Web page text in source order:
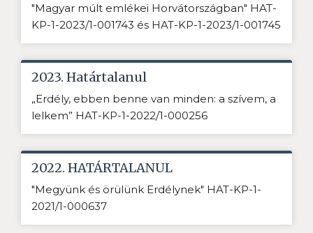
"Magyar múlt emlékei Horvátországban" HAT-
KP-1-2023/1-001743 és HAT-KP-1-2023/1-001745
2023. Határtalanul
„Erdély, ebben benne van minden: a szívem, a
lelkem” HAT-KP-1-2022/1-000256
2022. HATÁRTALANUL
"Megyünk és örülünk Erdélynek" HAT-KP-1-
2021/1-000637